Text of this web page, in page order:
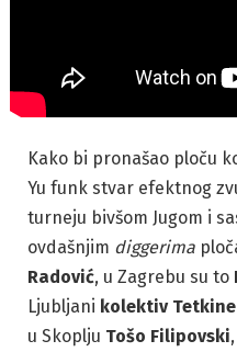
Kako bi pronašao ploču
Yu funk stvar efektnog
turneju bivšom Jugom i
ovdašnjim diggerima
Radović, u Zagrebu su to
Ljubljani kolektiv Tetkine
u Skoplju Tošo Filipovski